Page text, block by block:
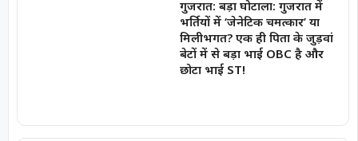
गुजरात: बड़ा घोटाला: गुजरात में
भर्तियों में ‘जेनेटिक चमत्कार’ या
मिलीभगत? एक ही पिता के जुड़वां
बेटों में से बड़ा भाई OBC है और
छोटा भाई ST!